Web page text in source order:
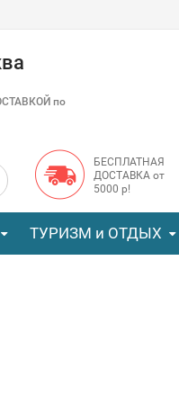
по
БЕСПЛАТНАЯ
ДОСТАВКА от
5000 р!
ТУРИЗМ и ОТДЫХ